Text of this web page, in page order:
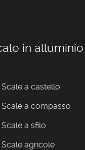
in alluminio
Scale a castello
Scale a compasso
Scale a sfilo
Scale agricole